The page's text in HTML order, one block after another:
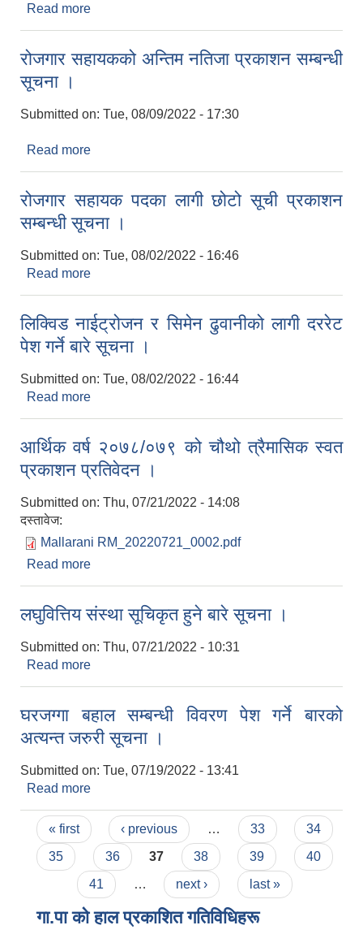
Read more
रोजगार सहायकको अन्तिम नतिजा प्रकाशन सम्बन्धी
सूचना ।
Submitted on: Tue, 08/09/2022 - 17:30
Read more
रोजगार सहायक पदका लागी छोटो सूची प्रकाशन
सम्बन्धी सूचना ।
Submitted on: Tue, 08/02/2022 - 16:46
Read more
लिक्विड नाईट्रोजन र सिमेन ढुवानीको लागी दररेट
पेश गर्ने बारे सूचना ।
Submitted on: Tue, 08/02/2022 - 16:44
Read more
आर्थिक वर्ष २०७८/०७९ को चौथो त्रैमासिक स्वत
प्रकाशन प्रतिवेदन ।
Submitted on: Thu, 07/21/2022 - 14:08
दस्तावेज:
Mallarani RM_20220721_0002.pdf
Read more
लघुवित्तिय संस्था सूचिकृत हुने बारे सूचना ।
Submitted on: Thu, 07/21/2022 - 10:31
Read more
घरजग्गा बहाल सम्बन्धी विवरण पेश गर्ने बारको
अत्यन्त जरुरी सूचना ।
Submitted on: Tue, 07/19/2022 - 13:41
Read more
Pages
« first ‹ previous … 33
34
35
36 37 38 39
40
41
… next › last »
गा.पा काे हाल प्रकाशित गतिविधिहरू